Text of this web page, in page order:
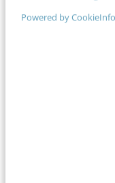
Powered by CookieInfo